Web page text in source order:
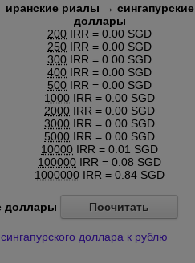
иранские риалы → сингапурские
доллары
200 IRR = 0.00 SGD
250 IRR = 0.00 SGD
300 IRR = 0.00 SGD
400 IRR = 0.00 SGD
500 IRR = 0.00 SGD
1000 IRR = 0.00 SGD
2000 IRR = 0.00 SGD
3000 IRR = 0.00 SGD
5000 IRR = 0.00 SGD
10000 IRR = 0.01 SGD
100000 IRR = 0.08 SGD
1000000 IRR = 0.84 SGD
доллары Посчитать
сингапурского доллара к рублю